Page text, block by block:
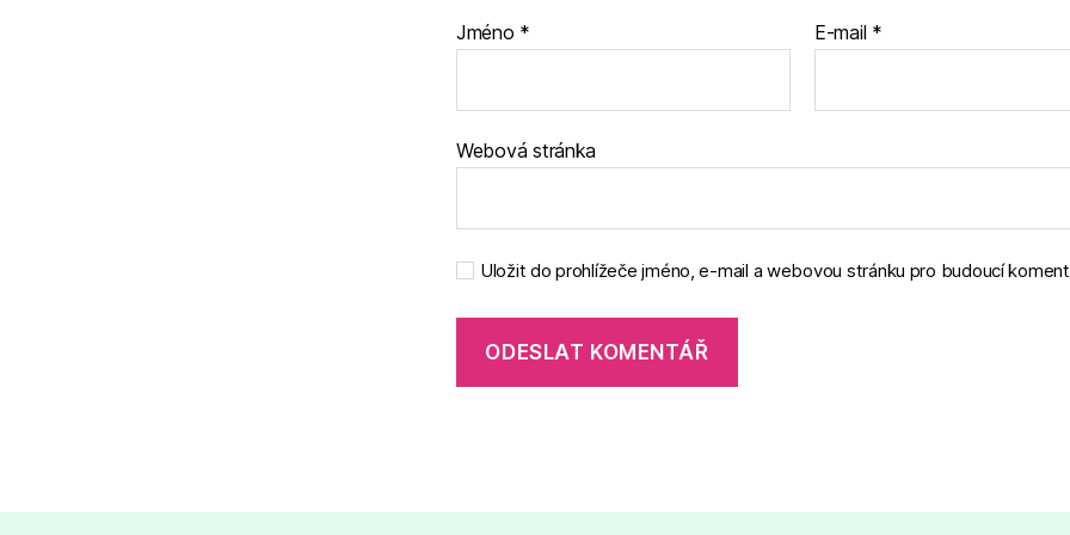
Jméno * E-mail *
Webová stránka
Uložit do prohlížeče jméno, e-mail a webovou stránku pro budoucí